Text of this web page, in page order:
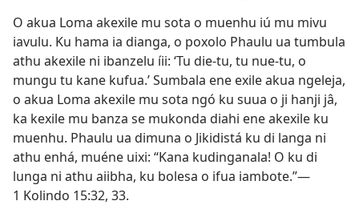
O akua Loma akexile mu sota o muenhu iú mu mivu
iavulu. Ku hama ia dianga, o poxolo Phaulu ua tumbula
athu akexile ni ibanzelu íii: ‘Tu die-tu, tu nue-tu, o
mungu tu kane kufua.’ Sumbala ene exile akua ngeleja,
o akua Loma akexile mu sota ngó ku suua o ji hanji jâ,
ka kexile mu banza se mukonda diahi ene akexile ku
muenhu. Phaulu ua dimuna o Jikidistá ku di langa ni
athu enhá, muéne uixi: “Kana kudinganala! O ku di
lunga ni athu aiibha, ku bolesa o ifua iambote.”—
1 Kolindo 15:32, 33.